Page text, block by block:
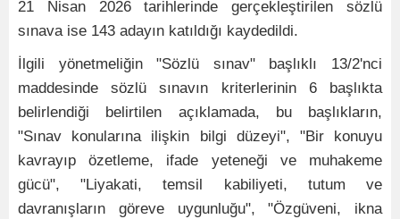
21 Nisan 2026 tarihlerinde gerçekleştirilen sözlü
sınava ise 143 adayın katıldığı kaydedildi.
İlgili yönetmeliğin "Sözlü sınav" başlıklı 13/2'nci
maddesinde sözlü sınavın kriterlerinin 6 başlıkta
belirlendiği belirtilen açıklamada, bu başlıkların,
"Sınav konularına ilişkin bilgi düzeyi", "Bir konuyu
kavrayıp özetleme, ifade yeteneği ve muhakeme
gücü", "Liyakati, temsil kabiliyeti, tutum ve
davranışların göreve uygunluğu", "Özgüveni, ikna